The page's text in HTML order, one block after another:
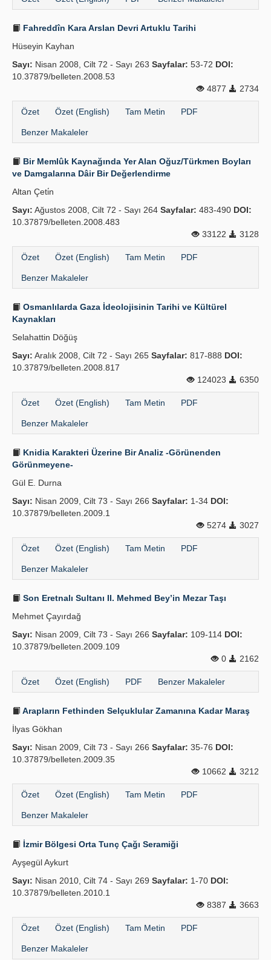
Fahreddîn Kara Arslan Devri Artuklu Tarihi
Hüseyin Kayhan
Sayı: Nisan 2008, Cilt 72 - Sayı 263 Sayfalar: 53-72 DOI:
10.37879/belleten.2008.53
4877
2734
Özet Özet (English) Tam Metin PDF
Benzer Makaleler
Bir Memlûk Kaynağında Yer Alan Oğuz/Türkmen Boyları
ve Damgalarına Dâir Bir Değerlendirme
Altan Çeti̇n
Sayı: Ağustos 2008, Cilt 72 - Sayı 264 Sayfalar: 483-490 DOI:
10.37879/belleten.2008.483
33122
3128
Özet Özet (English) Tam Metin PDF
Benzer Makaleler
Osmanlılarda Gaza İdeolojisinin Tarihi ve Kültürel
Kaynakları
Selahattin Döğüş
Sayı: Aralık 2008, Cilt 72 - Sayı 265 Sayfalar: 817-888 DOI:
10.37879/belleten.2008.817
124023
6350
Özet Özet (English) Tam Metin PDF
Benzer Makaleler
Knidia Karakteri Üzerine Bir Analiz -Görünenden
Görünmeyene-
Gül E. Durna
Sayı: Nisan 2009, Cilt 73 - Sayı 266 Sayfalar: 1-34 DOI:
10.37879/belleten.2009.1
5274
3027
Özet Özet (English) Tam Metin PDF
Benzer Makaleler
Son Eretnalı Sultanı II. Mehmed Bey’in Mezar Taşı
Mehmet Çayırdağ
Sayı: Nisan 2009, Cilt 73 - Sayı 266 Sayfalar: 109-114 DOI:
10.37879/belleten.2009.109
0
2162
Özet Özet (English) PDF Benzer Makaleler
Arapların Fethinden Selçuklular Zamanına Kadar Maraş
İlyas Gökhan
Sayı: Nisan 2009, Cilt 73 - Sayı 266 Sayfalar: 35-76 DOI:
10.37879/belleten.2009.35
10662
3212
Özet Özet (English) Tam Metin PDF
Benzer Makaleler
İzmir Bölgesi Orta Tunç Çağı Seramiği
Ayşegül Aykurt
Sayı: Nisan 2010, Cilt 74 - Sayı 269 Sayfalar: 1-70 DOI:
10.37879/belleten.2010.1
8387
3663
Özet Özet (English) Tam Metin PDF
Benzer Makaleler